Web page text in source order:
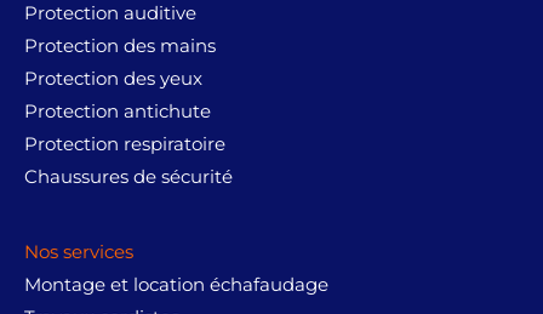
Protection auditive
Protection des mains
Protection des yeux
Protection antichute
Protection respiratoire
Chaussures de sécurité
Nos services
Montage et location échafaudage